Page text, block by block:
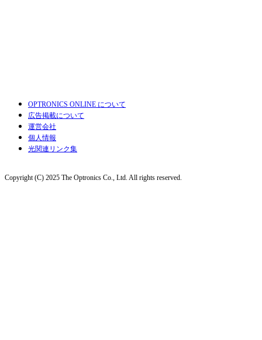
OPTRONICS ONLINE について
広告掲載について
運営会社
個人情報
光関連リンク集
Copyright (C) 2025 The Optronics Co., Ltd. All rights reserved.